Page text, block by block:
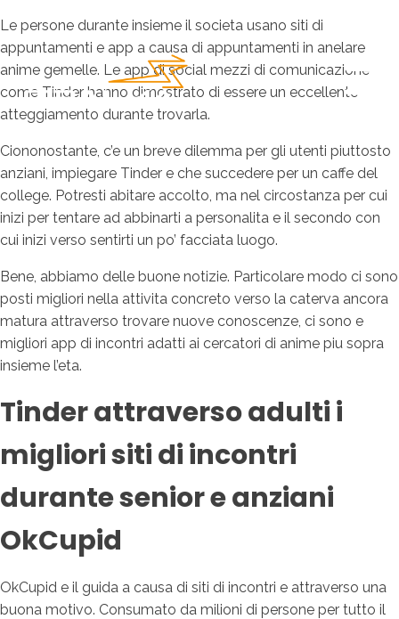
Le persone durante insieme il societa usano siti di
appuntamenti e app a causa di appuntamenti in anelare
anime gemelle. Le app di social mezzi di comunicazione
come Tinder hanno dimostrato di essere un eccellente
atteggiamento durante trovarla.
Ciononostante, c’e un breve dilemma per gli utenti piuttosto
anziani, impiegare Tinder e che succedere per un caffe del
college. Potresti abitare accolto, ma nel circostanza per cui
inizi per tentare ad abbinarti a personalita e il secondo con
cui inizi verso sentirti un po’ facciata luogo.
Bene, abbiamo delle buone notizie. Particolare modo ci sono
posti migliori nella attivita concreto verso la caterva ancora
matura attraverso trovare nuove conoscenze, ci sono e
migliori app di incontri adatti ai cercatori di anime piu sopra
insieme l’eta.
Tinder attraverso adulti i
migliori siti di incontri
durante senior e anziani
OkCupid
OkCupid e il guida a causa di siti di incontri e attraverso una
buona motivo. Consumato da milioni di persone per tutto il